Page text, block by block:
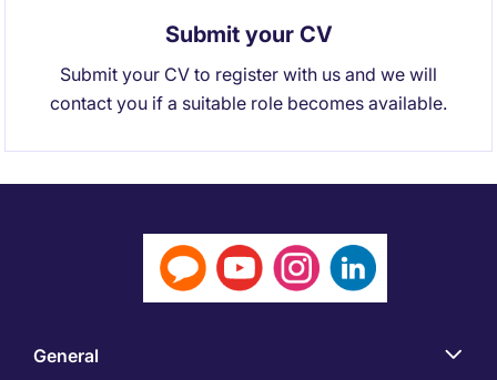
Submit your CV
Submit your CV to register with us and we will
contact you if a suitable role becomes available.
General